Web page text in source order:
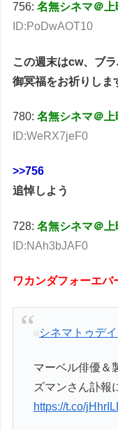
756:名無シネマ＠上
ID:PoDwAOT10
この週末はcw、ブ
御冥福をお祈りしま
780:名無シネマ＠上
ID:WeRX7jeF0
>>756
追悼しよう
728:名無シネマ＠上
ID:NAh3bJAF0
ワカンダフォーエバ
シネマトゥデイ
マーベル俳優＆
ズマンさん訃報
https://t.co/